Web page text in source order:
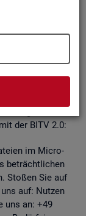
teil­
der BITV 2.0:
im Mi­cro­
be­trächt­li­chen
Sto­ßen Sie auf
auf: Nut­zen
uns an: +49